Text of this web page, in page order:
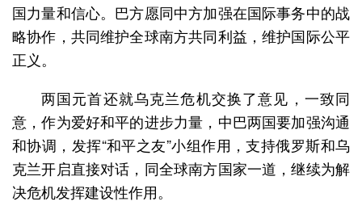
国力量和信心。巴方愿同中方加强在国际事务中的战
略协作，共同维护全球南方共同利益，维护国际公平
正义。
两国元首还就乌克兰危机交换了意见，一致同
意，作为爱好和平的进步力量，中巴两国要加强沟通
和协调，发挥“和平之友”小组作用，支持俄罗斯和乌
克兰开启直接对话，同全球南方国家一道，继续为解
决危机发挥建设性作用。